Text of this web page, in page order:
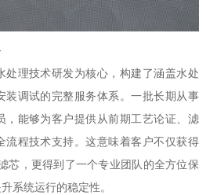
处理技术研发为核心，构建了涵盖水处
装调试的完整服务体系。一批长期从事
，能够为客户提供从前期工艺论证、滤
流程技术支持。这意味着客户不仅获得
芯，更得到了一个专业团队的全方位保
系统运行的稳定性。